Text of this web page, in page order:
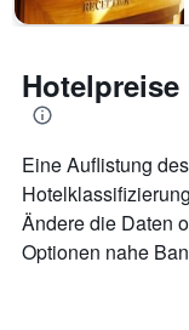
Eine Auflistung
Ändere die Daten
Optionen nahe